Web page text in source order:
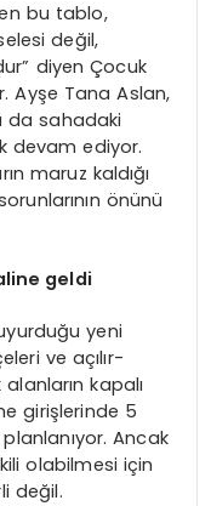
bu tablo,
değil,
diyen Çocuk
Ayşe Tana Aslan,
da sahadaki
devam ediyor.
maruz kaldığı
önünü
geldi
yeni
ve açılır-
kapalı
girişlerinde 5
Ancak
olabilmesi için
değil.